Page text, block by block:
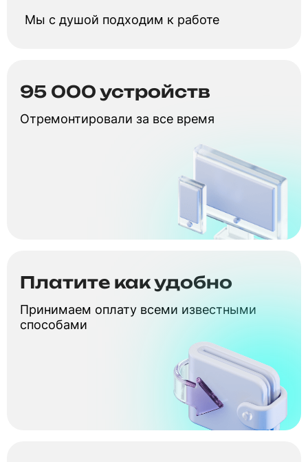
Мы с душой подходим к работе
95 000 устройств
Отремонтировали за все время
Платите как удобно
Принимаем оплату всеми известными
способами